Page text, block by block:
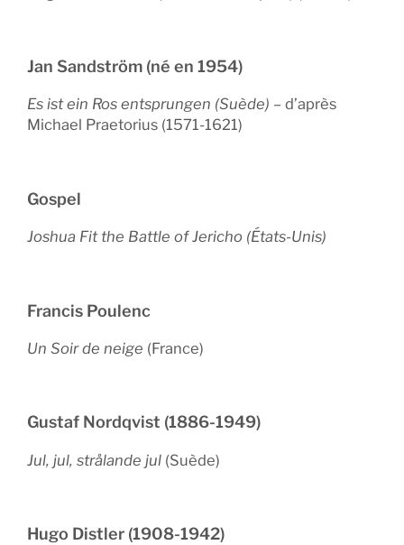
Jan Sandström (né en 1954)
Es ist ein Ros entsprungen (Suède) – d’après
Michael Praetorius (1571-1621)
Gospel
Joshua Fit the Battle of Jericho (États-Unis)
Francis Poulenc
Un Soir de neige (France)
Gustaf Nordqvist (1886-1949)
Jul, jul, strålande jul (Suède)
Hugo Distler (1908-1942)